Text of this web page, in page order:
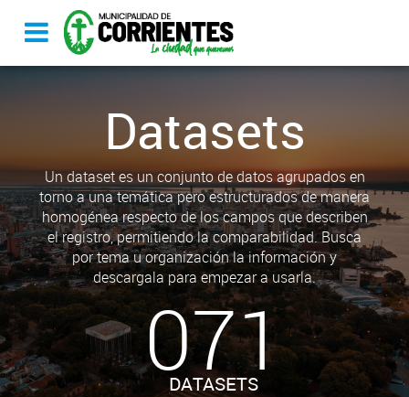
Datasets
Un dataset es un conjunto de datos agrupados en
torno a una temática pero estructurados de manera
homogénea respecto de los campos que describen
el registro, permitiendo la comparabilidad. Busca
por tema u organización la información y
descargala para empezar a usarla.
071
DATASETS